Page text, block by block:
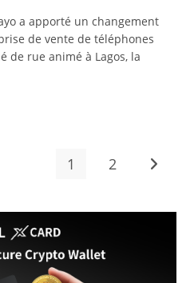
a apporté un changement
de vente de téléphones
de rue animé à Lagos, la
1 2 Aller à